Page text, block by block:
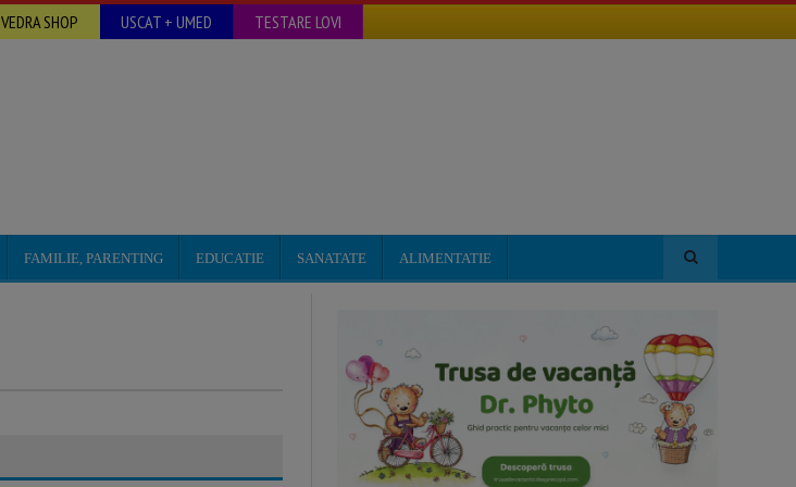
VEDRA SHOP USCAT + UMED TESTARE LOVI
FAMILIE, PARENTING EDUCATIE SANATATE ALIMENTATIE